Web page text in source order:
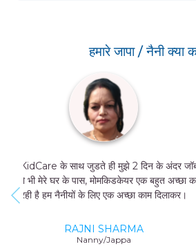
हमारे जापा / नैनी क्या
मै फुल टाइम जॉब नहीं कर सकती थी, और
मालिश आती थी तो मै MomKidCare के
जुड गई और अब में दिन में सिर्फ 4 घंटे
GEETA SHARMA